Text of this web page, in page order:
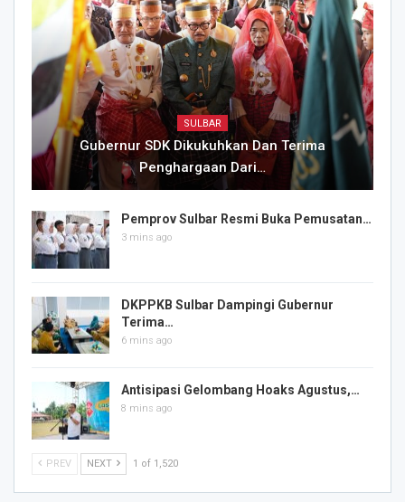
SULBAR
Gubernur SDK Dikukuhkan Dan Terima
Penghargaan Dari…
Pemprov Sulbar Resmi Buka Pemusatan…
3 mins ago
DKPPKB Sulbar Dampingi Gubernur
Terima…
6 mins ago
Antisipasi Gelombang Hoaks Agustus,…
8 mins ago
PREV NEXT 1 of 1,520